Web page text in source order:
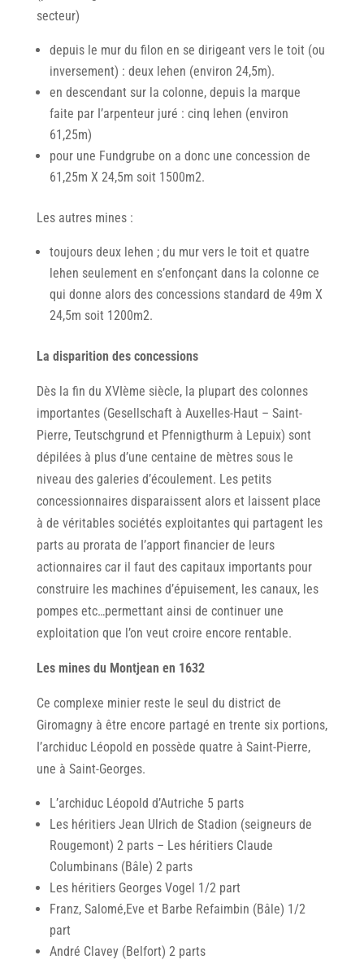
secteur)
depuis le mur du filon en se dirigeant vers le toit (ou
inversement) : deux lehen (environ 24,5m).
en descendant sur la colonne, depuis la marque
faite par I’arpenteur juré : cinq lehen (environ
61,25m)
pour une Fundgrube on a donc une concession de
61,25m X 24,5m soit 1500m2.
Les autres mines :
toujours deux lehen ; du mur vers le toit et quatre
lehen seulement en s’enfonçant dans la colonne ce
qui donne alors des concessions standard de 49m X
24,5m soit 1200m2.
La disparition des concessions
Dès la fin du XVIème siècle, la plupart des colonnes
importantes (Gesellschaft à Auxelles-Haut – Saint-
Pierre, Teutschgrund et Pfennigthurm à Lepuix) sont
dépilées à plus d’une centaine de mètres sous le
niveau des galeries d’écoulement. Les petits
concessionnaires disparaissent alors et laissent place
à de véritables sociétés exploitantes qui partagent les
parts au prorata de I’apport financier de leurs
actionnaires car il faut des capitaux importants pour
construire les machines d’épuisement, les canaux, les
pompes etc…permettant ainsi de continuer une
exploitation que l’on veut croire encore rentable.
Les mines du Montjean en 1632
Ce complexe minier reste le seul du district de
Giromagny à être encore partagé en trente six portions,
I’archiduc Léopold en possède quatre à Saint-Pierre,
une à Saint-Georges.
L’archiduc Léopold d’Autriche 5 parts
Les héritiers Jean Ulrich de Stadion (seigneurs de
Rougemont) 2 parts – Les héritiers Claude
Columbinans (Bâle) 2 parts
Les héritiers Georges Vogel 1/2 part
Franz, Salomé,Eve et Barbe Refaimbin (Bâle) 1/2
part
André Clavey (Belfort) 2 parts